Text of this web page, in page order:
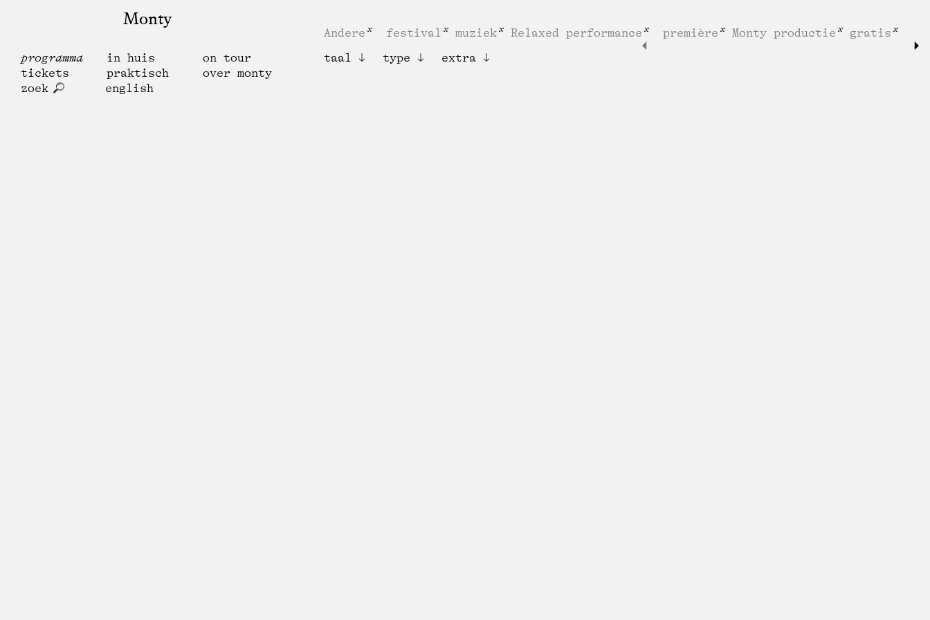
Monty
programma in huis
on tour
tickets
praktisch
over monty
zoek
english
Andere festival muziek Relaxed performance première Monty productie
gratis
taal
type extra